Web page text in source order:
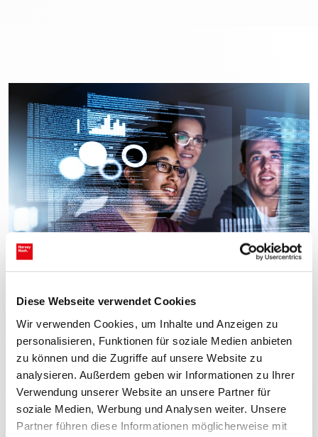
Diese Webseite verwendet Cookies
Wir verwenden Cookies, um Inhalte und Anzeigen zu
personalisieren, Funktionen für soziale Medien anbieten
zu können und die Zugriffe auf unsere Website zu
analysieren. Außerdem geben wir Informationen zu Ihrer
Verwendung unserer Website an unsere Partner für
soziale Medien, Werbung und Analysen weiter. Unsere
Partner führen diese Informationen möglicherweise mit
Wir machen einen Unterschied -
gemeinsam
Die Welt der Technologien fasziniert uns. Deshalb haben
wir uns alsIT-Personaldienstleisterauf die Vermittlung
von IT-, Engineering- und Digitalexperten spezialisiert. Wir